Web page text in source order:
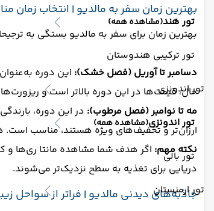
تور هند(مشاهده همه)
تور ترکیبی هندوستان
تور اندونزی
تور اندونزی(مشاهده همه)
تور بالی
تور ارمنستان
بهترین زمان سفر به مالدیو | انتخاب زمان
بهترین زمان برای سفر به مالدیو بستگی به
دسامبر تا آوریل (فصل خشک): این دوره
حال، قیمت‌ها در این دوره بالاتر است و
مه تا نوامبر (فصل مرطوب): در این دوره،
ارزان‌تر و تخفیف‌های ویژه هستند، مناسب است.
نکته مهم: اگر هدف شما مشاهده مانتا ری‌ها و
دریایی برای تغذیه به سطح نزدیک‌تر می‌شوند.
جاذبه‌های دیدنی مالدیو | فراتر از سواحل